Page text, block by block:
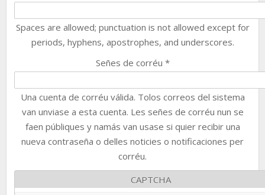
Spaces are allowed; punctuation is not allowed except for
periods, hyphens, apostrophes, and underscores.
Señes de corréu *
Una cuenta de corréu válida. Tolos correos del sistema
van unviase a esta cuenta. Les señes de corréu nun se
faen públiques y namás van usase si quier recibir una
nueva contraseña o delles noticies o notificaciones per
corréu.
CAPTCHA